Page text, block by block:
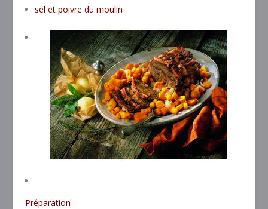
sel et poivre du moulin
Préparation :